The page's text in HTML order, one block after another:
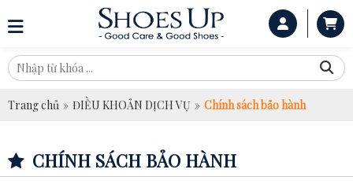
Trang chủ » ĐIỀU KHOẢN DỊCH VỤ » Chính sách bảo hành
CHÍNH SÁCH BẢO HÀNH